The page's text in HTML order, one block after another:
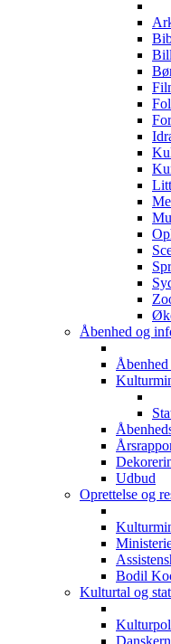
Åbenhed og
Udbud
Oprettelse og
Bodil
Kulturtal og